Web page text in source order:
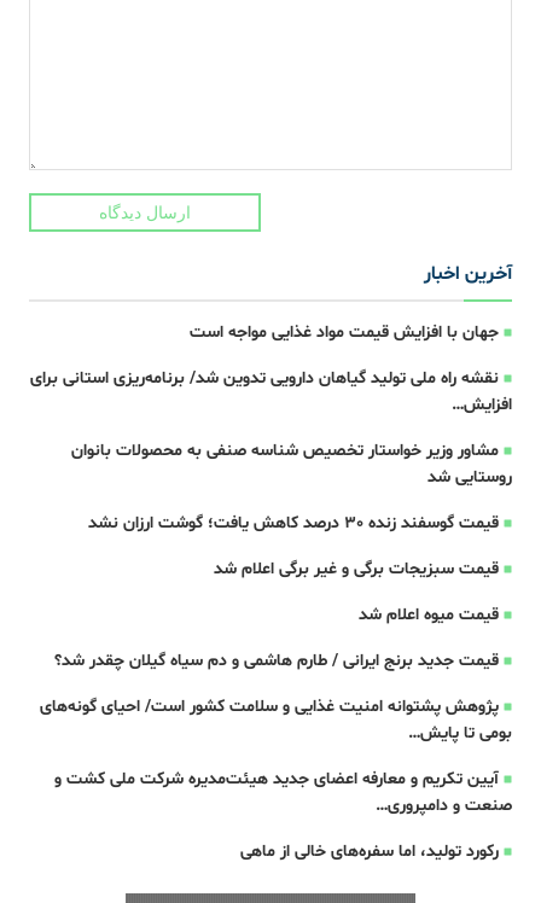
ارسال دیدگاه
آخرین اخبار
جهان با افزایش قیمت مواد غذایی مواجه است
نقشه راه ملی تولید گیاهان دارویی تدوین شد/ برنامه‌ریزی استانی برای
افزایش…
مشاور وزیر خواستار تخصیص شناسه صنفی به محصولات بانوان
روستایی شد
قیمت گوسفند زنده 30 درصد کاهش یافت؛ گوشت ارزان نشد
قیمت سبزیجات برگی و غیر برگی اعلام شد
قیمت میوه اعلام شد
قیمت جدید برنج ایرانی / طارم هاشمی و دم سیاه گیلان چقدر شد؟
پژوهش پشتوانه امنیت غذایی و سلامت کشور است/ احیای گونه‌های
بومی تا پایش…
آیین تکریم و معارفه اعضای جدید هیئت‌مدیره شرکت ملی کشت و
صنعت و دامپروری…
رکورد تولید، اما سفره‌های خالی از ماهی